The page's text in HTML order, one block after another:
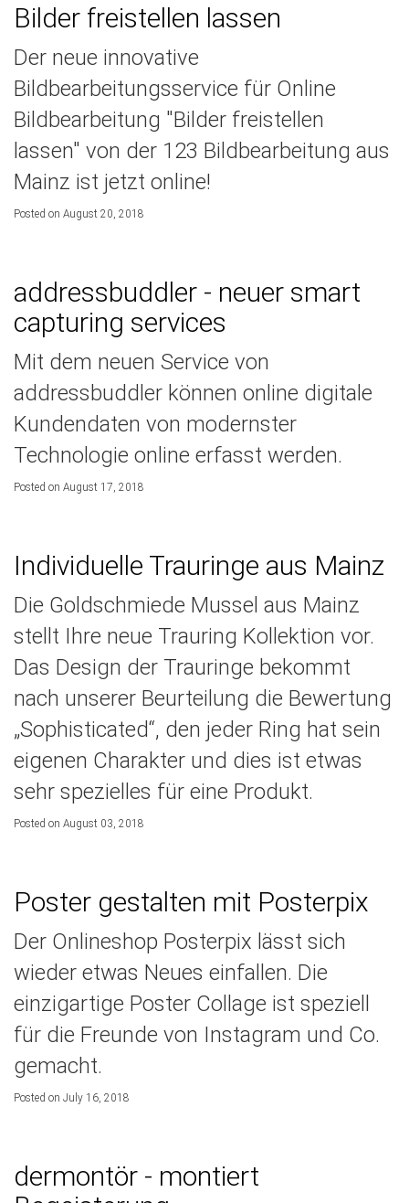
Bilder freistellen lassen
Der neue innovative
Bildbearbeitungsservice für Online
Bildbearbeitung "Bilder freistellen
lassen" von der 123 Bildbearbeitung aus
Mainz ist jetzt online!
Posted on August 20, 2018
addressbuddler - neuer smart
capturing services
Mit dem neuen Service von
addressbuddler können online digitale
Kundendaten von modernster
Technologie online erfasst werden.
Posted on August 17, 2018
Individuelle Trauringe aus Mainz
Die Goldschmiede Mussel aus Mainz
stellt Ihre neue Trauring Kollektion vor.
Das Design der Trauringe bekommt
nach unserer Beurteilung die Bewertung
„Sophisticated“, den jeder Ring hat sein
eigenen Charakter und dies ist etwas
sehr spezielles für eine Produkt.
Posted on August 03, 2018
Poster gestalten mit Posterpix
Der Onlineshop Posterpix lässt sich
wieder etwas Neues einfallen. Die
einzigartige Poster Collage ist speziell
für die Freunde von Instagram und Co.
gemacht.
Posted on July 16, 2018
dermontör - montiert